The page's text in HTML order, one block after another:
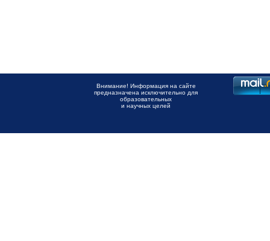
Внимание! Информация на сайте
предназначена исключительно для
образовательных
и научных целей